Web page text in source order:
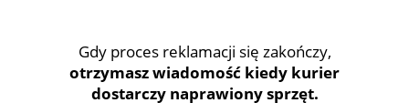
Gdy proces reklamacji się zakończy,
otrzymasz wiadomość kiedy kurier
dostarczy naprawiony sprzęt.